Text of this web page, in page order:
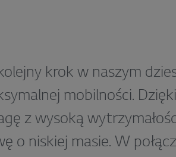
krok w naszym
mobilności.
z wysoką
o niskiej masie. W